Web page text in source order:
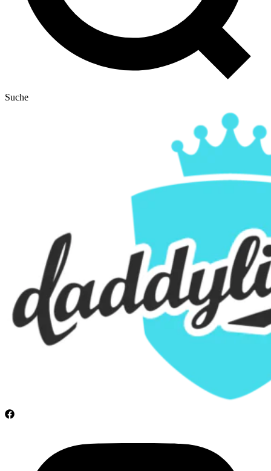
Suche